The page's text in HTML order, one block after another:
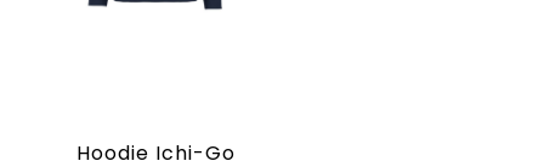
Hoodie Ichi-Go